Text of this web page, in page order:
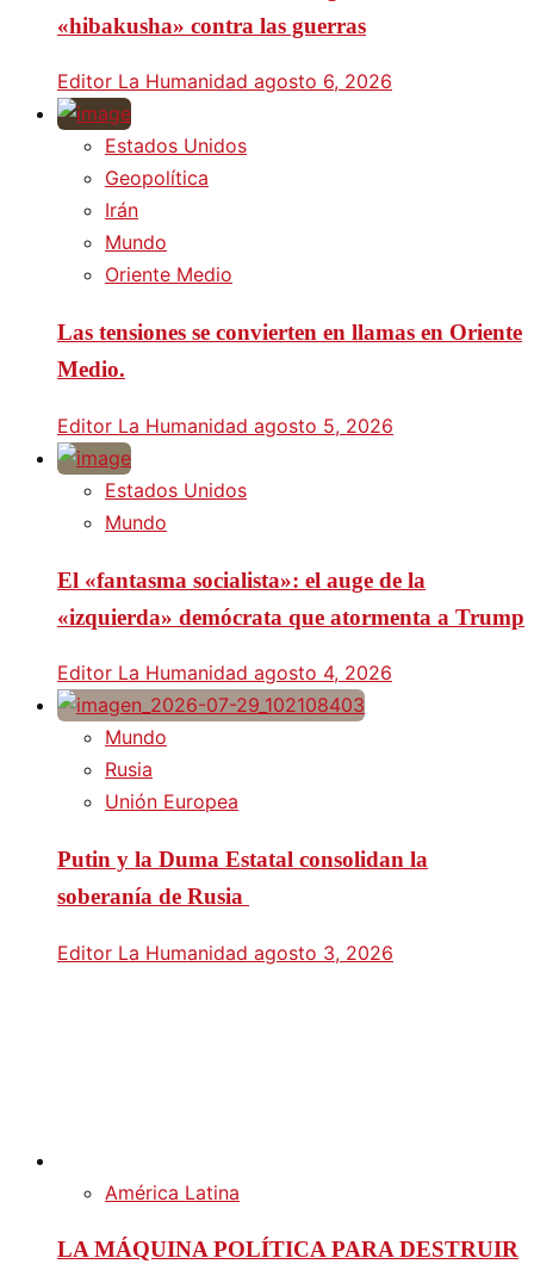
«hibakusha» contra las guerras
Editor La Humanidad agosto 6, 2026
Estados Unidos
Geopolítica
Irán
Mundo
Oriente Medio
Las tensiones se convierten en llamas en Oriente
Medio.
Editor La Humanidad agosto 5, 2026
Estados Unidos
Mundo
El «fantasma socialista»: el auge de la
«izquierda» demócrata que atormenta a Trump
Editor La Humanidad agosto 4, 2026
Mundo
Rusia
Unión Europea
Putin y la Duma Estatal consolidan la
soberanía de Rusia
Editor La Humanidad agosto 3, 2026
América Latina
LA MÁQUINA POLÍTICA PARA DESTRUIR